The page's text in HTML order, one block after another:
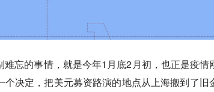
忘的事情，就是今年1月底2月初，也正是疫情
个决定，把美元募资路演的地点从上海搬到了旧